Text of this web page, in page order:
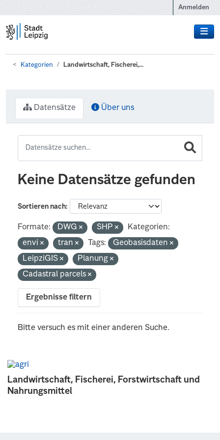
Anmelden
Kategorien Landwirtschaft, Fischerei,...
Landwirtschaft, Fischerei, Forstwirtschaft und
Nahrungsmittel
Datensätze Über uns
Keine Datensätze gefunden
Sortieren nach
Formate: DWG SHP
Kategorien:
envi
tran Tags:
Geobasisdaten
LeipziGIS
Planung
Cadastral parcels
Ergebnisse filtern
Bitte versuch es mit einer anderen Suche.